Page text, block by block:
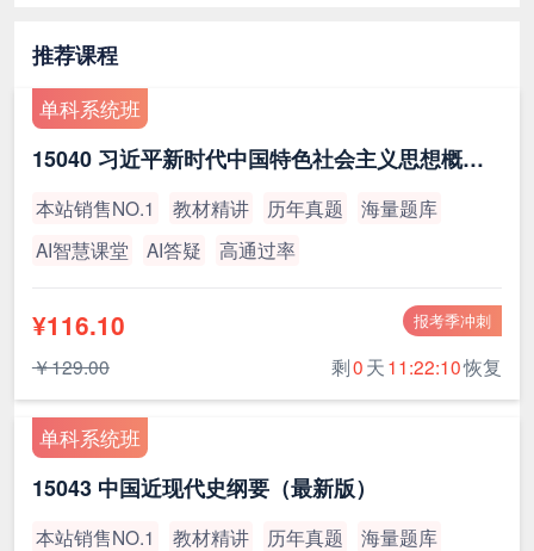
推荐课程
单科系统班
15040 习近平新时代中国特色社会主义思想概论（最新版）
本站销售NO.1 教材精讲 历年真题
海量题库
AI智慧课堂
AI答疑 高通过率
报考季冲刺
¥116.10
￥129.00 剩0天11:22:10恢复
单科系统班
15043 中国近现代史纲要（最新版）
本站销售NO.1 教材精讲 历年真题
海量题库